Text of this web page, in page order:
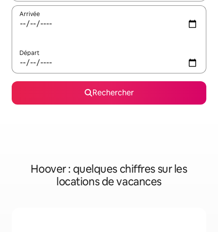
Arrivée
Départ
Rechercher
Hoover : quelques chiffres sur les
locations de vacances